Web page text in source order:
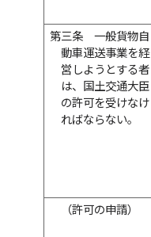
第三条
一般貨物自
動車運送事業を経
営しようとする者
は、国土交通大臣
の許可を受けなけ
ればならない。
（許可の申請）